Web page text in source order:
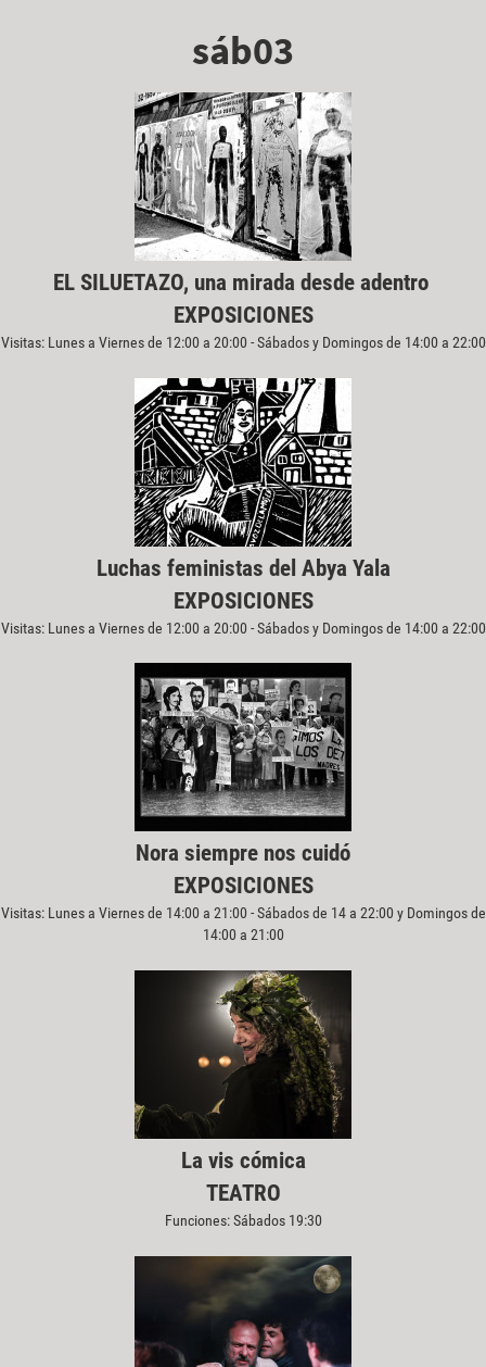
sáb03
EL SILUETAZO, una mirada desde adentro
EXPOSICIONES
Visitas: Lunes a Viernes de 12:00 a 20:00 - Sábados y Domingos de 14:00 a 22:00
Luchas feministas del Abya Yala
EXPOSICIONES
Visitas: Lunes a Viernes de 12:00 a 20:00 - Sábados y Domingos de 14:00 a 22:00
Nora siempre nos cuidó
EXPOSICIONES
Visitas: Lunes a Viernes de 14:00 a 21:00 - Sábados de 14 a 22:00 y Domingos de
14:00 a 21:00
La vis cómica
TEATRO
Funciones: Sábados 19:30